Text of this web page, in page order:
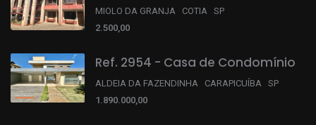
MIOLO DA GRANJA COTIA SP
2.500,00
Ref. 2954 - Casa de Condomínio
ALDEIA DA FAZENDINHA CARAPICUÍBA SP
1.890.000,00